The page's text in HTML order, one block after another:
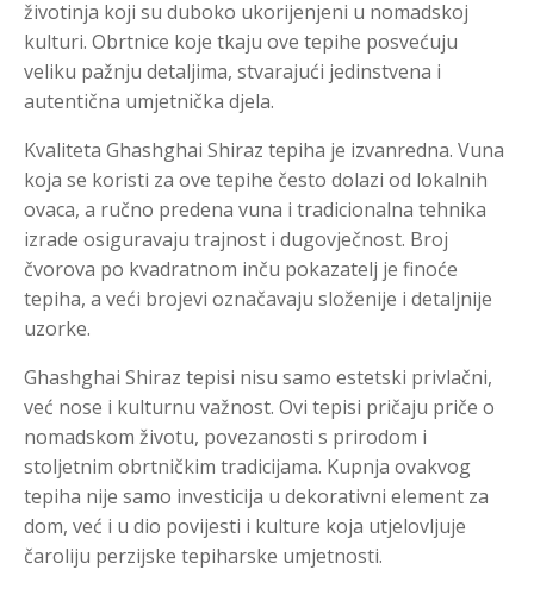
životinja koji su duboko ukorijenjeni u nomadskoj
kulturi. Obrtnice koje tkaju ove tepihe posvećuju
veliku pažnju detaljima, stvarajući jedinstvena i
autentična umjetnička djela.
Kvaliteta Ghashghai Shiraz tepiha je izvanredna. Vuna
koja se koristi za ove tepihe često dolazi od lokalnih
ovaca, a ručno predena vuna i tradicionalna tehnika
izrade osiguravaju trajnost i dugovječnost. Broj
čvorova po kvadratnom inču pokazatelj je finoće
tepiha, a veći brojevi označavaju složenije i detaljnije
uzorke.
Ghashghai Shiraz tepisi nisu samo estetski privlačni,
već nose i kulturnu važnost. Ovi tepisi pričaju priče o
nomadskom životu, povezanosti s prirodom i
stoljetnim obrtničkim tradicijama. Kupnja ovakvog
tepiha nije samo investicija u dekorativni element za
dom, već i u dio povijesti i kulture koja utjelovljuje
čaroliju perzijske tepiharske umjetnosti.